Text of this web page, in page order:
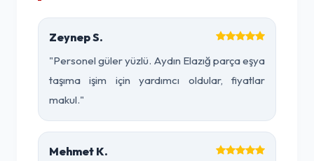
Zeynep S.
"Personel güler yüzlü. Aydın Elazığ parça eşya
taşıma işim için yardımcı oldular, fiyatlar
makul."
Mehmet K.